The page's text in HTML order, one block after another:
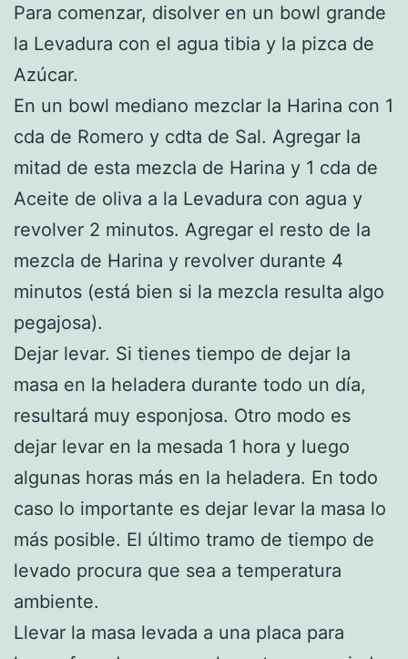
Para comenzar, disolver en un bowl grande
la Levadura con el agua tibia y la pizca de
Azúcar.
En un bowl mediano mezclar la Harina con 1
cda de Romero y cdta de Sal. Agregar la
mitad de esta mezcla de Harina y 1 cda de
Aceite de oliva a la Levadura con agua y
revolver 2 minutos. Agregar el resto de la
mezcla de Harina y revolver durante 4
minutos (está bien si la mezcla resulta algo
pegajosa).
Dejar levar. Si tienes tiempo de dejar la
masa en la heladera durante todo un día,
resultará muy esponjosa. Otro modo es
dejar levar en la mesada 1 hora y luego
algunas horas más en la heladera. En todo
caso lo importante es dejar levar la masa lo
más posible. El último tramo de tiempo de
levado procura que sea a temperatura
ambiente.
Llevar la masa levada a una placa para